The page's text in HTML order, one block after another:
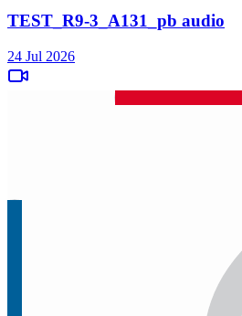
TEST_R9-3_A131_pb audio
24 Jul 2026